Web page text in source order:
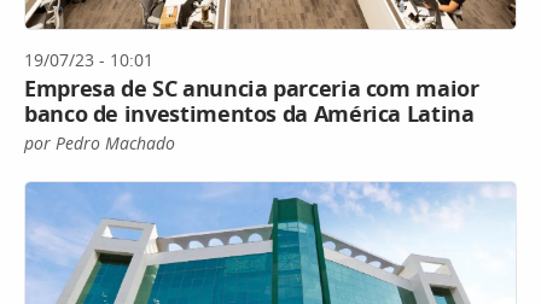
19/07/23 - 10:01
Empresa de SC anuncia parceria com maior
banco de investimentos da América Latina
por Pedro Machado